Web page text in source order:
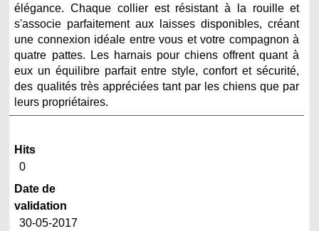
élégance. Chaque collier est résistant à la rouille et
s'associe parfaitement aux laisses disponibles, créant
une connexion idéale entre vous et votre compagnon à
quatre pattes. Les harnais pour chiens offrent quant à
eux un équilibre parfait entre style, confort et sécurité,
des qualités très appréciées tant par les chiens que par
leurs propriétaires.
Hits
0
Date de
validation
30-05-2017